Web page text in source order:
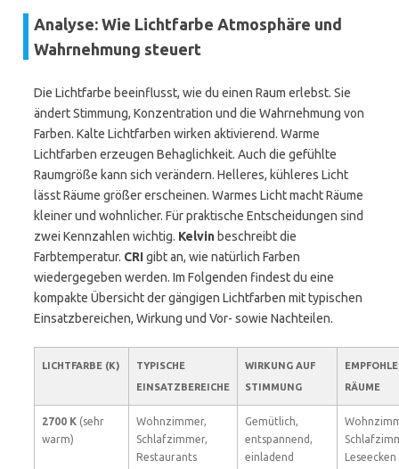
Analyse: Wie Lichtfarbe Atmosphäre und
Wahrnehmung steuert
Die Lichtfarbe beeinflusst, wie du einen Raum erlebst. Sie
ändert Stimmung, Konzentration und die Wahrnehmung von
Farben. Kalte Lichtfarben wirken aktivierend. Warme
Lichtfarben erzeugen Behaglichkeit. Auch die gefühlte
Raumgröße kann sich verändern. Helleres, kühleres Licht
lässt Räume größer erscheinen. Warmes Licht macht Räume
kleiner und wohnlicher. Für praktische Entscheidungen sind
zwei Kennzahlen wichtig. Kelvin beschreibt die
Farbtemperatur. CRIgibt an, wie natürlich Farben
wiedergegeben werden. Im Folgenden findest du eine
kompakte Übersicht der gängigen Lichtfarben mit typischen
Einsatzbereichen, Wirkung und Vor- sowie Nachteilen.
LICHTFARBE (K)
TYPISCHE
EINSATZBEREICHE
WIRKUNG AUF
STIMMUNG
RÄUME
2700 K (sehr
warm)
Wohnzimmer,
Schlafzimmer,
Restaurants
Gemütlich,
entspannend,
einladend
Leseecken